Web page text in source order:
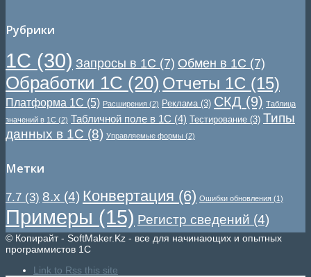
Рубрики
1С (30) Запросы в 1С (7) Обмен в 1С (7)
Обработки 1С (20) Отчеты 1С (15)
Платформа 1С (5) Расширения (2) Реклама(3) СКД (9) Таблица
значений в 1С (2) Табличной поле в 1С (4) Тестирование (3) Типы
данных в 1С (8) Управляемые формы (2)
Метки
7.7 (3) 8.x (4) Конвертация (6) Ошибки обновления (1)
Примеры (15) Регистр сведений (4)
© Копирайт - SoftMaker.Kz - все для начинающих и опытных
программистов 1С
Link to Rss this site